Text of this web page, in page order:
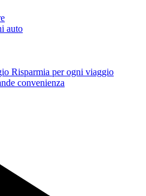
auto
Risparmia per ogni viaggio
convenienza